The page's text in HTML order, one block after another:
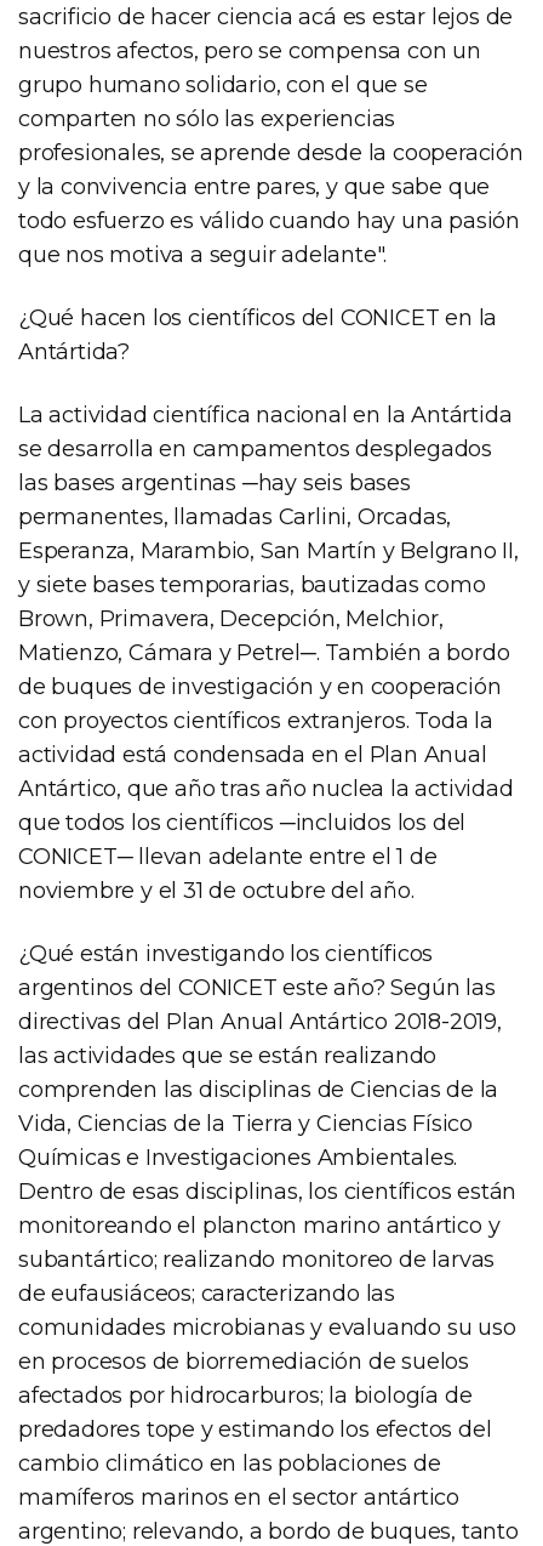
sacrificio de hacer ciencia acá es estar lejos de
nuestros afectos, pero se compensa con un
grupo humano solidario, con el que se
comparten no sólo las experiencias
profesionales, se aprende desde la cooperación
y la convivencia entre pares, y que sabe que
todo esfuerzo es válido cuando hay una pasión
que nos motiva a seguir adelante".
¿Qué hacen los científicos del CONICET en la
Antártida?
La actividad científica nacional en la Antártida
se desarrolla en campamentos desplegados
las bases argentinas ─hay seis bases
permanentes, llamadas Carlini, Orcadas,
Esperanza, Marambio, San Martín y Belgrano II,
y siete bases temporarias, bautizadas como
Brown, Primavera, Decepción, Melchior,
Matienzo, Cámara y Petrel─. También a bordo
de buques de investigación y en cooperación
con proyectos científicos extranjeros. Toda la
actividad está condensada en el Plan Anual
Antártico, que año tras año nuclea la actividad
que todos los científicos ─incluidos los del
CONICET─ llevan adelante entre el 1 de
noviembre y el 31 de octubre del año.
¿Qué están investigando los científicos
argentinos del CONICET este año? Según las
directivas del Plan Anual Antártico 2018-2019,
las actividades que se están realizando
comprenden las disciplinas de Ciencias de la
Vida, Ciencias de la Tierra y Ciencias Físico
Químicas e Investigaciones Ambientales.
Dentro de esas disciplinas, los científicos están
monitoreando el plancton marino antártico y
subantártico; realizando monitoreo de larvas
de eufausiáceos; caracterizando las
comunidades microbianas y evaluando su uso
en procesos de biorremediación de suelos
afectados por hidrocarburos; la biología de
predadores tope y estimando los efectos del
cambio climático en las poblaciones de
mamíferos marinos en el sector antártico
argentino; relevando, a bordo de buques, tanto